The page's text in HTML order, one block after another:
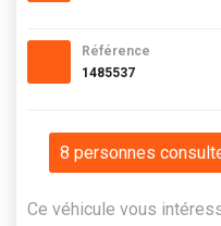
Référence
1485537
8 personnes
Ce véhicule vous